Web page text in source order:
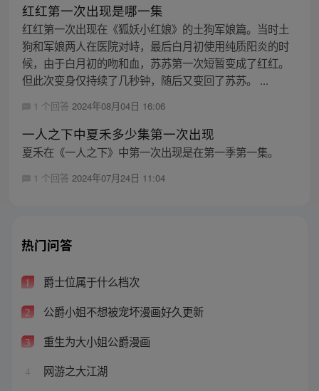
红红第一次出现是哪一集
红红第一次出现在《狐妖小红娘》的土狗军娘篇。当时土
狗和军娘两人在医院对峙，最后白月初使用纯质阳炎的时
候，由于白月初的吻和血，苏苏第一次短暂变成了红红。
但此次变身仅持续了几秒钟，随后又变回了苏苏。 ...
1 个回答 2024年08月04日 16:06
一人之下中夏禾多少集第一次出现
夏禾在《一人之下》中第一次出现是在第一季第一集。
1 个回答 2024年07月24日 11:04
热门问答
1 爵士位属于什么档次
2 公爵小姐不想被宠坏漫画好久更新
3 重生为大小姐公爵漫画
4 网游之大江湖